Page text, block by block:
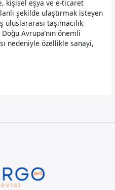
kişisel eşya ve e-ticaret
şekilde ulaştırmak isteyen
taşımacılık
Avrupa’nın önemli
nedeniyle özellikle sanayi,